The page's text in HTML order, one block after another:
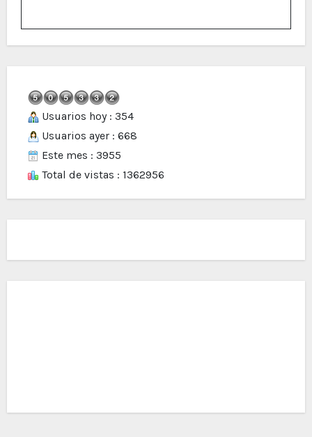
Usuarios hoy : 354
Usuarios ayer : 668
Este mes : 3955
Total de vistas : 1362956